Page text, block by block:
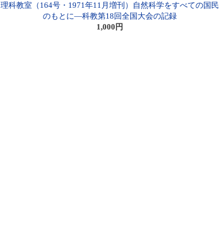
理科教室（164号・1971年11月増刊）自然科学をすべての国民
のもとに―科教第18回全国大会の記録
1,000円